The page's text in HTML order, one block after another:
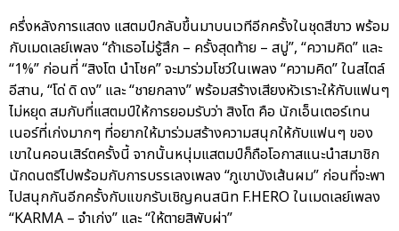
ครึ่งหลังการแสดง แสตมป์กลับขึ้นมาบนเวทีอีกครั้งในชุดสีขาว พร้อม
กับเมดเลย์เพลง “ถ้าเธอไม่รู้สึก – ครั้งสุดท้าย – สบู่”, “ความคิด” และ
“1%” ก่อนที่ “สิงโต นำโชค” จะมาร่วมโชว์ในเพลง “ความคิด” ในสไตล์
อีสาน, “โด่ ดิ ดง” และ “ชายกลาง” พร้อมสร้างเสียงหัวเราะให้กับแฟนๆ
ไม่หยุด สมกับที่แสตมป์ให้การยอมรับว่า สิงโต คือ นักเอ็นเตอร์เทน
เนอร์ที่เก่งมากๆ ที่อยากให้มาร่วมสร้างความสนุกให้กับแฟนๆ ของ
เขาในคอนเสิร์ตครั้งนี้ จากนั้นหนุ่มแสตมป์ก็ถือโอกาสแนะนำสมาชิก
นักดนตรีไปพร้อมกับการบรรเลงเพลง “ภูเขาบังเส้นผม” ก่อนที่จะพา
ไปสนุกกันอีกครั้งกับแขกรับเชิญคนสนิท F.HERO ในเมดเลย์เพลง
“KARMA – จำเก่ง” และ “ให้ตายสิพับผ่า”